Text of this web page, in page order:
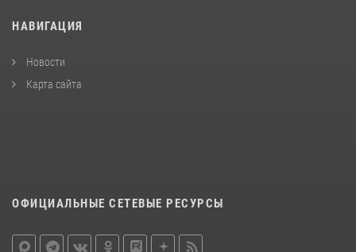
НАВИГАЦИЯ
Новости
Карта сайта
ОФИЦИАЛЬНЫЕ СЕТЕВЫЕ РЕСУРСЫ